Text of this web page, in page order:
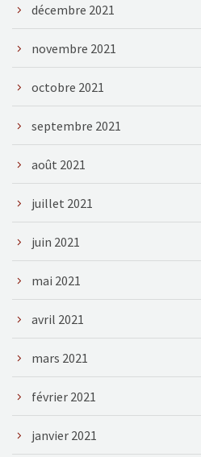
décembre 2021
novembre 2021
octobre 2021
septembre 2021
août 2021
juillet 2021
juin 2021
mai 2021
avril 2021
mars 2021
février 2021
janvier 2021